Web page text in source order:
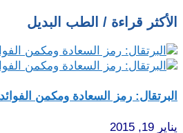
الأكثر قراءة / الطب البديل
البرتقال: رمز السعادة ومكمن الفوائد
يناير 19, 2015